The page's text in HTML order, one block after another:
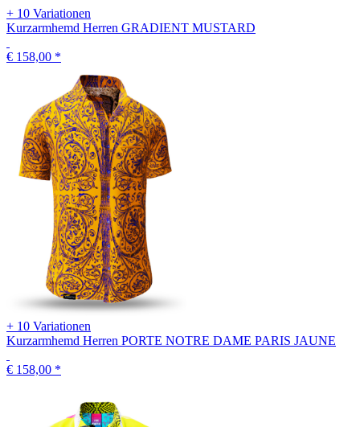
+ 10 Variationen
Kurzarmhemd Herren GRADIENT MUSTARD
€ 158,00 *
+ 10 Variationen
Kurzarmhemd Herren PORTE NOTRE DAME PARIS JAUNE
€ 158,00 *